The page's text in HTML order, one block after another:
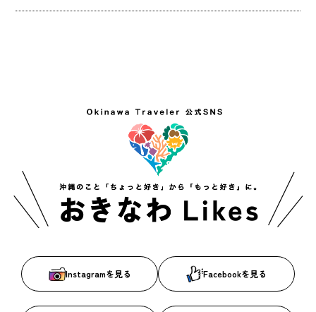
Instagramを見る Facebookを見る